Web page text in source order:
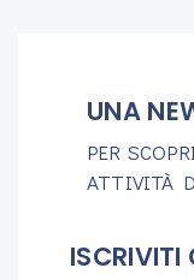
UNA
PER
ATTIVITÀ
ISCRIVITI